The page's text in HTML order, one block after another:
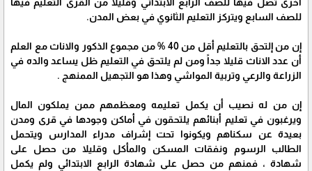
للصف السابع ويتركز التعليم الثانوي في بعض المدن.
إن من إلتحق بالتعليم أقل من 40 % من مجموع الذكور والاناث مع العلم
أن عدد الاناث قليلا جداً ومن لم يلتحق في التعليم ظل يساعد والده في
الزراعة والرعي وتربية المواشي وهذا هو التجهيل الممنهج .
إن من له نصيب أن يكمل تعليمه ومعظمهم ممن يملكون المال
ويرغبون في تعليم أبنائهم يلتحقون في أماكن وجودها في قرى ومدن
بعيدة عن سكناهم ويكونوا تحت إشراف مدراء المدارس ويتحمل
الطالب الرسوم ونفقات المسكن والمأكل وقليلا من حصل على
شهادة ، فمنهم من حصل على شهادة الرابع الابتدائي ولم يكمل